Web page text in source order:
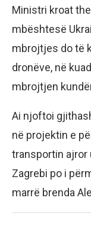
Ministri kroat
mbështesë
mbrojtjes do të
dronëve, në
mbrojtjen
Ai njoftoi
në projektin e
transportin ajror
Zagrebi po i
marrë brenda